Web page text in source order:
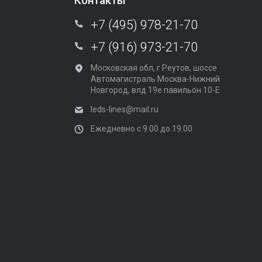
+7 (495) 978-21-70
+7 (916) 973-21-70
Московская обл, г Реутов, шоссе
Автомагистраль Москва-Нижний
Новгород, влд 19е павильон 10-Е
leds-lines@mail.ru
Ежедневно с 9.00 до 19.00